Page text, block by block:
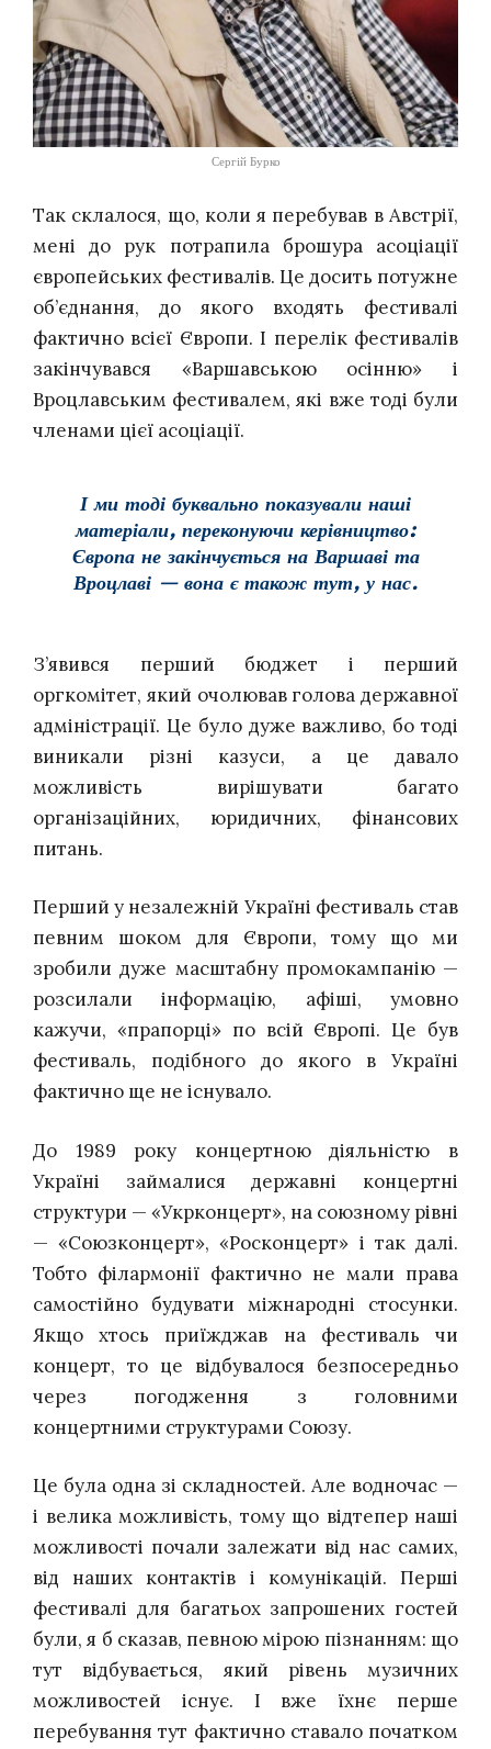
Сергій Бурко
Так склалося, що, коли я перебував в Австрії,
мені до рук потрапила брошура асоціації
європейських фестивалів. Це досить потужне
об’єднання, до якого входять фестивалі
фактично всієї Європи. І перелік фестивалів
закінчувався «Варшавською осінню» і
Вроцлавським фестивалем, які вже тоді були
членами цієї асоціації.
І ми тоді буквально показували наші
матеріали, переконуючи керівництво:
Європа не закінчується на Варшаві та
Вроцлаві — вона є також тут, у нас.
З’явився перший бюджет і перший
оргкомітет, який очолював голова державної
адміністрації. Це було дуже важливо, бо тоді
виникали різні казуси, а це давало
можливість вирішувати багато
організаційних, юридичних, фінансових
питань.
Перший у незалежній Україні фестиваль став
певним шоком для Європи, тому що ми
зробили дуже масштабну промокампанію —
розсилали інформацію, афіші, умовно
кажучи, «прапорці» по всій Європі. Це був
фестиваль, подібного до якого в Україні
фактично ще не існувало.
До 1989 року концертною діяльністю в
Україні займалися державні концертні
структури — «Укрконцерт», на союзному рівні
— «Союзконцерт», «Росконцерт» і так далі.
Тобто філармонії фактично не мали права
самостійно будувати міжнародні стосунки.
Якщо хтось приїжджав на фестиваль чи
концерт, то це відбувалося безпосередньо
через погодження з головними
концертними структурами Союзу.
Це була одна зі складностей. Але водночас —
і велика можливість, тому що відтепер наші
можливості почали залежати від нас самих,
від наших контактів і комунікацій. Перші
фестивалі для багатьох запрошених гостей
були, я б сказав, певною мірою пізнанням: що
тут відбувається, який рівень музичних
можливостей існує. І вже їхнє перше
перебування тут фактично ставало початком